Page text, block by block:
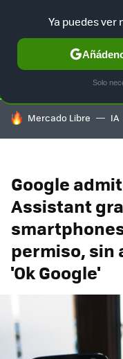
SELECCIÓN GAMING
HOY SE HABLA DE
Mercado Libre IA
Google
Assistant
permiso, sin
'Ok Google'
Ya puedes ver
Solo